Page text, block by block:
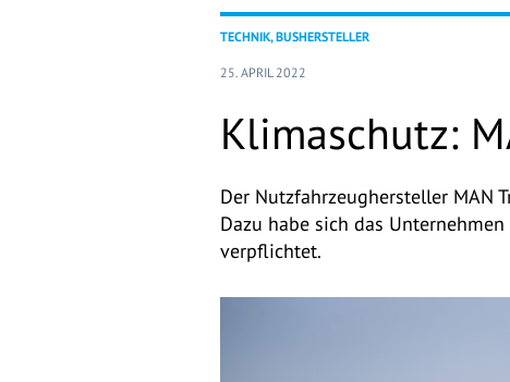
TECHNIK, BUSHERSTELLER
25. APRIL 2022
Klimaschutz:
Der Nutzfahrzeughersteller MAN
Dazu habe sich das
verpflichtet.